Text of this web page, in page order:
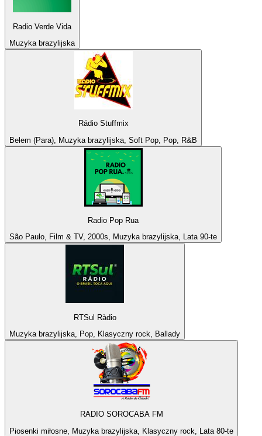
Radio Verde Vida
Muzyka brazylijska
Rádio Stuffmix
Belem (Para), Muzyka brazylijska, Soft Pop, Pop, R&B
Radio Pop Rua
São Paulo, Film & TV, 2000s, Muzyka brazylijska, Lata 90-te
RTSul Ràdio
Muzyka brazylijska, Pop, Klasyczny rock, Ballady
RADIO SOROCABA FM
Piosenki miłosne, Muzyka brazylijska, Klasyczny rock, Lata 80-te